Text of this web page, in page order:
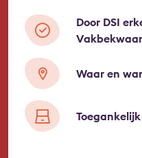
Door DSI
Waar en